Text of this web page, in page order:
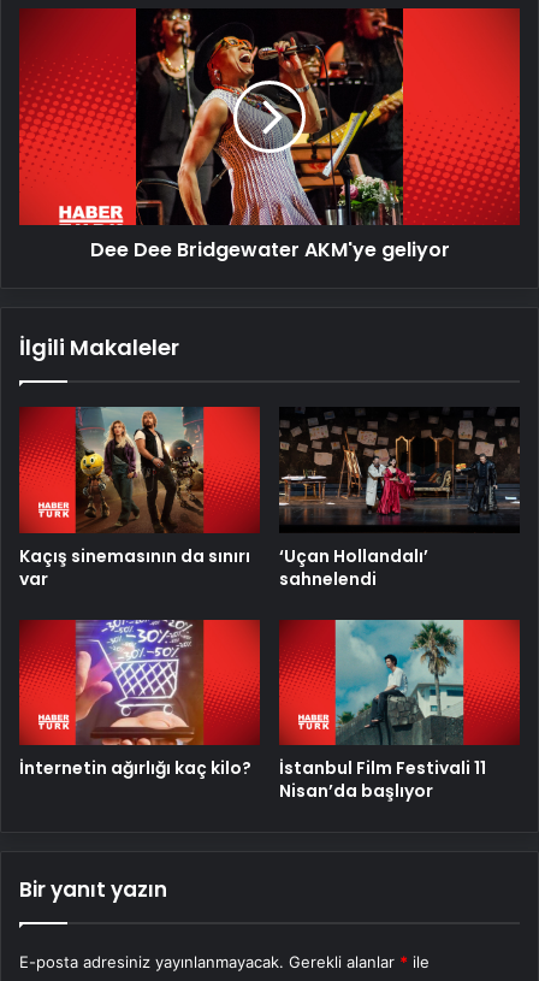
Bridgewater
AKM'ye
geliyor
Dee Dee Bridgewater AKM'ye geliyor
İlgili Makaleler
Kaçış sinemasının da sınırı
var
‘Uçan Hollandalı’
sahnelendi
İnternetin ağırlığı kaç kilo?
İstanbul Film Festivali 11
Nisan’da başlıyor
Bir yanıt yazın
E-posta adresiniz yayınlanmayacak. Gerekli alanlar * ile